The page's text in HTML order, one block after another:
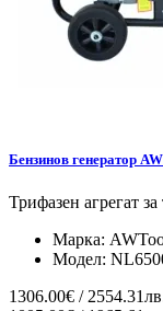
Бензинов генератор
Трифазен агрегат
Марка:
Модел:
1306.00€ /